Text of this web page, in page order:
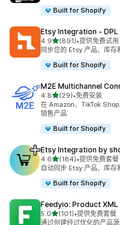
Built for Shopify
Etsy Integration ‑ DPL
4.9星（满分 5 星）
(891)
总共 891 条评论
•提供免费试用
同步您的 Etsy 产品、库存
Built for Shopify
M2E Multichannel
4.8星（满分 5 星）
(29)
总共 29 条评论
•免费安装
在 Amazon、TikTok
销售产品
Built for Shopify
Etsy Integration by
4.6星（满分 5 星）
(184)
总共 184 条评论
•提供免费套餐
自动同步 Etsy 产品、库存
Built for Shopify
Feedyio: Product XML
5.0星（满分 5 星）
(101)
总共 101 条评论
•提供免费套餐
通过创建经过优化的产品